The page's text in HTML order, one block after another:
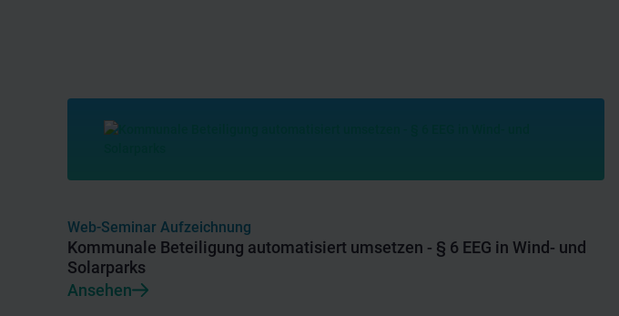
Web-Seminar Aufzeichnung
Kommunale Beteiligung automatisiert umsetzen - § 6 EEG in Wind- und
Solarparks
Ansehen